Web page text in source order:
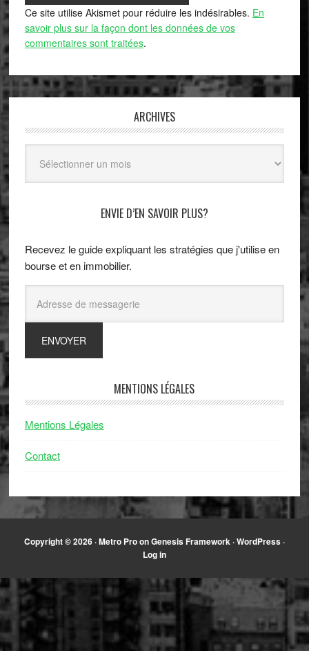
Ce site utilise Akismet pour réduire les indésirables. En
savoir plus sur la façon dont les données de vos
commentaires sont traitées.
ARCHIVES
ENVIE D’EN SAVOIR PLUS?
Recevez le guide expliquant les stratégies que j'utilise en
bourse et en immobilier.
MENTIONS LÉGALES
Mentions Légales
Contact
Copyright © 2026 ·Metro ProonGenesis Framework ·WordPress ·
Log in